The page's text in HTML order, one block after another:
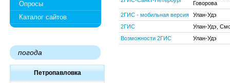
Опросы
Каталог сайтов
погода
Петропавловка
Говорова
2ГИС - мобильная версия
Улан-Удэ
2ГИС
Улан-Удэ,
Возможности 2ГИС
Улан-Удэ